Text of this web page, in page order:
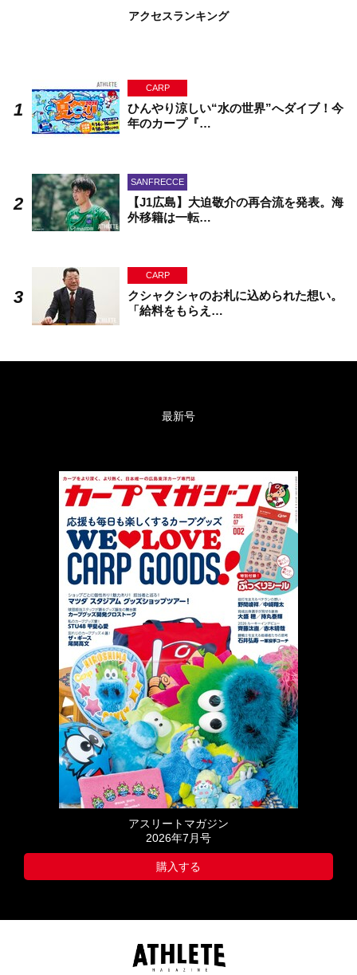
アクセスランキング
CARP
ひんやり涼しい“水の世界”へダイブ！今
年のカープ『…
SANFRECCE
【J1広島】大迫敬介の再合流を発表。海
外移籍は一転…
CARP
クシャクシャのお札に込められた想い。
「給料をもらえ…
最新号
アスリートマガジン
2026年7月号
購入する